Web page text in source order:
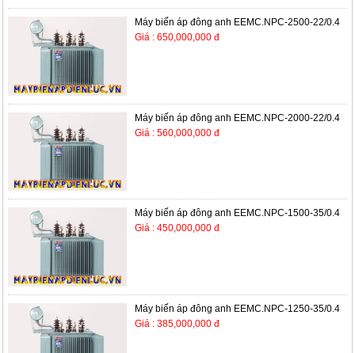
Máy biến áp đông anh EEMC.NPC-2500-22/0.4
Giá : 650,000,000 đ
Máy biến áp đông anh EEMC.NPC-2000-22/0.4
Giá : 560,000,000 đ
Máy biến áp đông anh EEMC.NPC-1500-35/0.4
Giá : 450,000,000 đ
Máy biến áp đông anh EEMC.NPC-1250-35/0.4
Giá : 385,000,000 đ